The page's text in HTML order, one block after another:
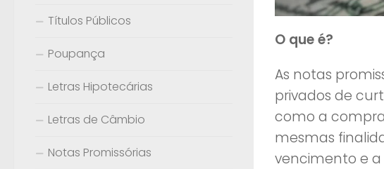
O que é?
As notas
privados de
como a
mesmas
vencimento e
Títulos Públicos
Poupança
Letras Hipotecárias
Letras de Câmbio
Notas Promissórias